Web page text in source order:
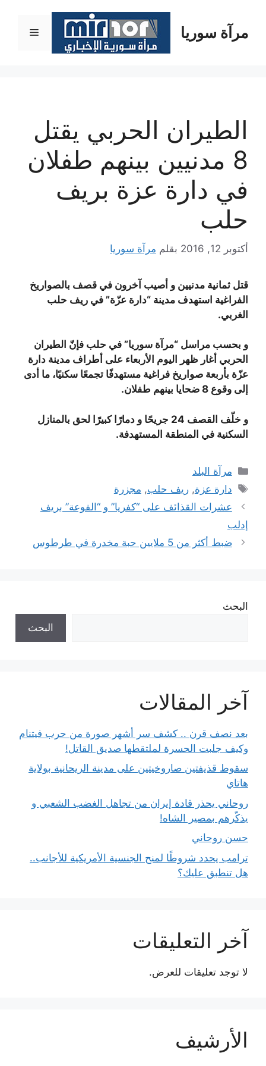
المحتوىمرآة سوريا القائمة
الطيران الحربي يقتل
8 مدنيين بينهم طفلان
في دارة عزة بريف
حلب
أكتوبر 12, 2016 بقلم مرآة سوريا
قتل ثمانية مدنيين و أصيب آخرون في قصف بالصواريخ
الفراغية استهدف مدينة “دارة عزّة” في ريف حلب
الغربي.
و بحسب مراسل “مرآة سوريا” في حلب فإنّ الطيران
الحربي أغار ظهر اليوم الأربعاء على أطراف مدينة دارة
عزّة بأربعة صواريخ فراغية مستهدفًا تجمعًا سكنيًا، ما أدى
إلى وقوع 8 ضحايا بينهم طفلان.
و خلّف القصف 24 جريحًا و دمارًا كبيرًا لحق بالمنازل
السكنية في المنطقة المستهدفة.
التصنيفات
مرآة البلد
الوسوم
دارة عزة,ريف حلب, مجزرة
عشرات القذائف على “كفريا” و “الفوعة” بريف
إدلب
ضبط أكثر من 5 ملايين حبة مخدرة في طرطوس
البحث
البحث
آخر المقالات
بعد نصف قرن .. كشف سر أشهر صورة من حرب فيتنام
وكيف جلبت الحسرة لملتقطها صديق القاتل!
سقوط قذيفتين صاروخيتين على مدينة الريحانية بولاية
هاتاي
روحاني يحذر قادة إيران من تجاهل الغضب الشعبي و
يذكّرهم بمصير الشاه!
حسن روحاني
ترامب يحدد شروطًا لمنح الجنسية الأمريكية للأجانب..
هل تنطبق عليك؟
آخر التعليقات
لا توجد تعليقات للعرض.
الأرشيف